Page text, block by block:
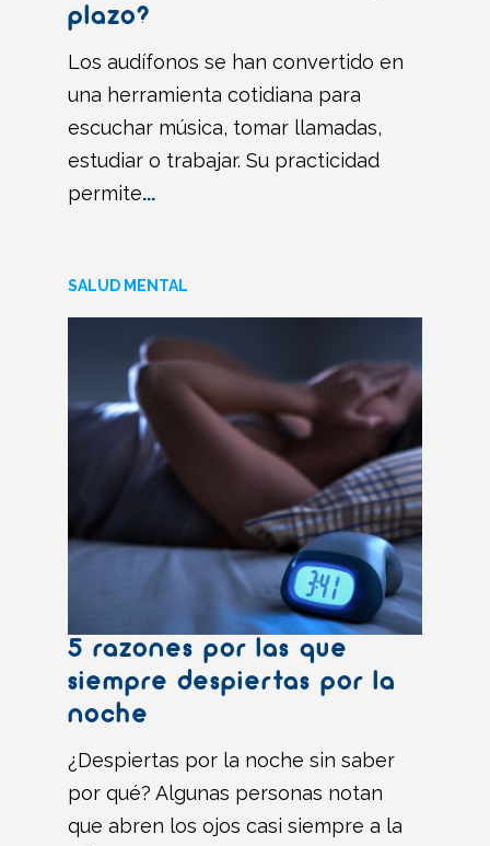
plazo?
Los audífonos se han convertido en
una herramienta cotidiana para
escuchar música, tomar llamadas,
estudiar o trabajar. Su practicidad
permite...
SALUD MENTAL
5 razones por las que
siempre despiertas por la
noche
¿Despiertas por la noche sin saber
por qué? Algunas personas notan
que abren los ojos casi siempre a la